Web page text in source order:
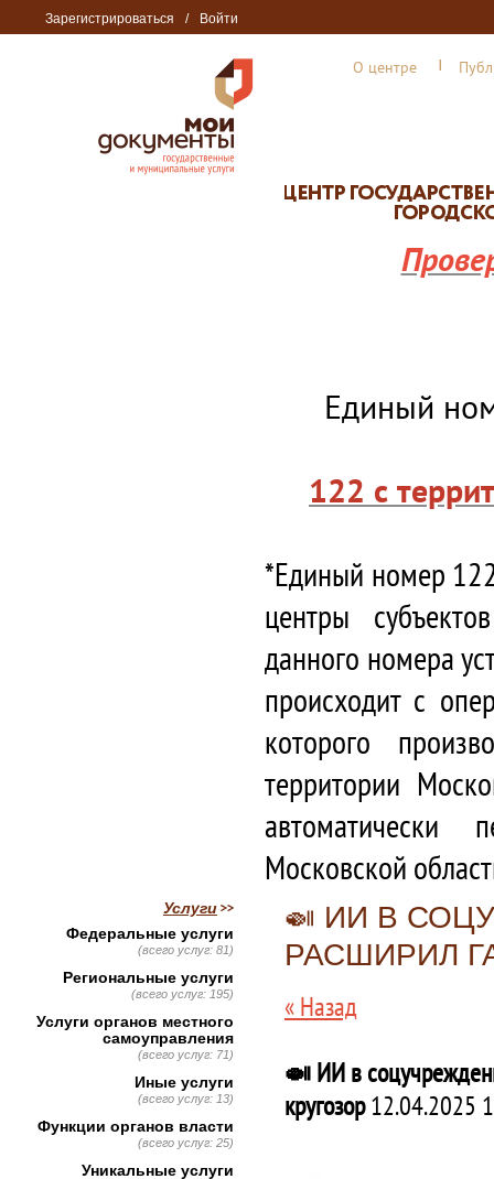
Зарегистрироваться / Войти
О центре
Единый
122 с
*Единый номер
центры
данного номера
происходит с
которого
территории
автоматически
Московской
🍛 ИИ В
РАСШИРИЛ
« Назад
🍛 ИИ в
кругозор12.04.2025
Услуги
Федеральные услуги
(всего услуг: 81)
Региональные услуги
(всего услуг: 195)
Услуги органов местного
самоуправления
(всего услуг: 71)
Иные услуги
(всего услуг: 13)
Функции органов власти
(всего услуг: 25)
Уникальные услуги